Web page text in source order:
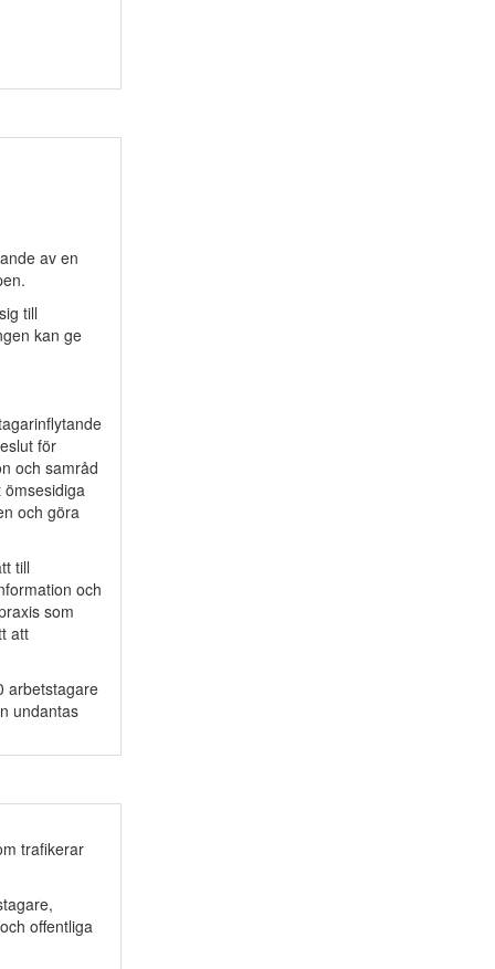
av en
till
kan ge
för
och samråd
och göra
till
och
som
att
arbetstagare
undantas
trafikerar
offentliga